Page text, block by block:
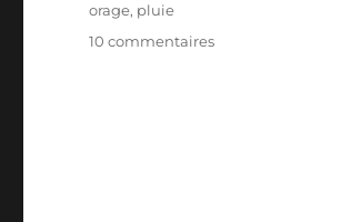
orage, pluie
10 commentairessur